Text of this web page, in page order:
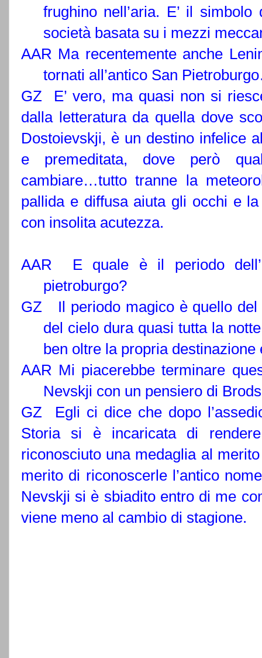
frughino nell’aria. E’ il
società basata su i mezzi
AAR Ma recentemente anche
tornati all’antico San
GZ
E’ vero, ma quasi non si
dalla letteratura da quella dove
Dostoievskji, è un destino infelice
e premeditata, dove però
cambiare…tutto tranne la
pallida e diffusa aiuta gli occhi e
con insolita acutezza.
AAR E quale è il periodo
pietroburgo?
GZ Il periodo magico è quello del
del cielo dura quasi tutta la
ben oltre la propria
AAR Mi piacerebbe terminare
Nevskji con un pensiero di
GZ
Egli ci dice che dopo
Storia si è incaricata di
riconosciuto una medaglia al
merito di riconoscerle l’antico
Nevskji si è sbiadito entro di me
viene meno al cambio di stagione.